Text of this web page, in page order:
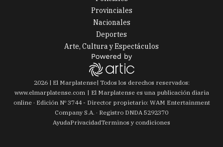
Provinciales
Nacionales
Deportes
Arte, Cultura y Espectáculos
2026| El Marplatense| Todos los derechos reservados:
www.elmarplatense.com
El Marplatense es una publicación diaria
online · Edición Nº 3744- Director propietario: WAM Entertainment
Company S.A. · Registro DNDA 5292370
AyudaPrivacidadTerminos y condiciones